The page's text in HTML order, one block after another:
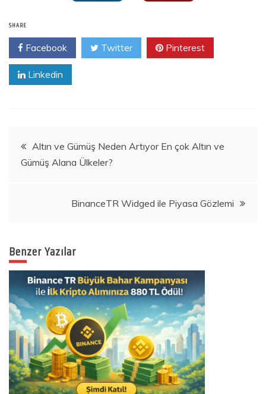
SHARE
Facebook Twitter Pinterest
Linkedin
Yazı
gezinmesi
Altın ve Gümüş Neden Artıyor En çok Altın ve
Gümüş Alana Ülkeler?
BinanceTR Widged ile Piyasa Gözlemi
Benzer Yazılar